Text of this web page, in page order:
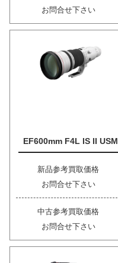
お問合せ下さい
EF600mm F4L IS II USM
新品参考買取価格
お問合せ下さい
中古参考買取価格
お問合せ下さい